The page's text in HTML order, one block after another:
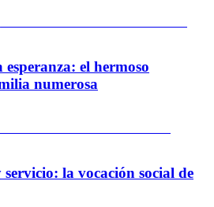
el hermoso
numerosa
la vocación social de